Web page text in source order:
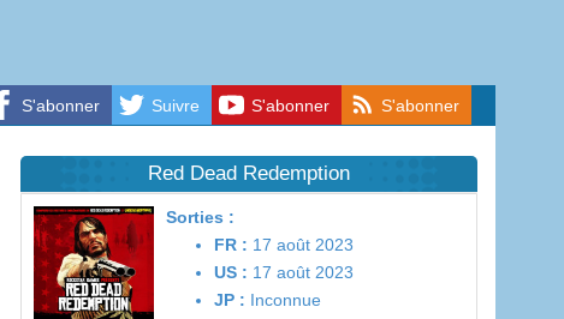
S'abonner Suivre S'abonner S'abonner
Red Dead Redemption
Sorties :
FR : 17 août 2023
US : 17 août 2023
JP : Inconnue